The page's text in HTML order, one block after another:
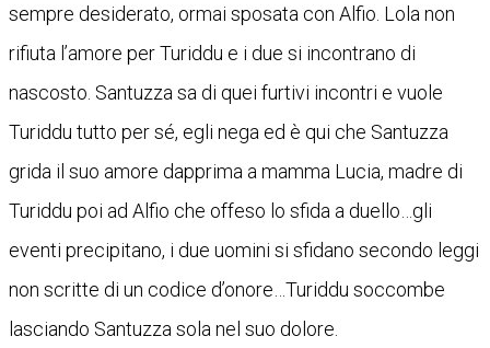
sempre desiderato, ormai sposata con Alfio. Lola non
rifiuta l’amore per Turiddu e i due si incontrano di
nascosto. Santuzza sa di quei furtivi incontri e vuole
Turiddu tutto per sé, egli nega ed è qui che Santuzza
grida il suo amore dapprima a mamma Lucia, madre di
Turiddu poi ad Alfio che offeso lo sfida a duello…gli
eventi precipitano, i due uomini si sfidano secondo leggi
non scritte di un codice d’onore…Turiddu soccombe
lasciando Santuzza sola nel suo dolore.